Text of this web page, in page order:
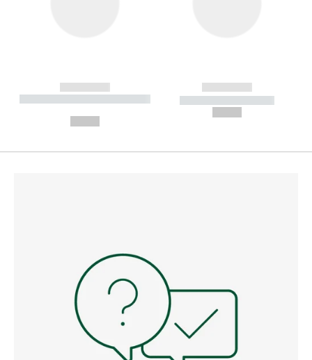
------------
----------- ----------- --------
------------
----------- -----------